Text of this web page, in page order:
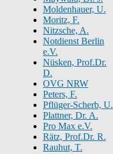
Moldenhauer, U.
Moritz, F.
Nitzsche, A.
Notdienst Berlin
e.V.
Nüsken, Prof.Dr.
D.
OVG NRW
Peters, F.
Pflüger-Scherb, U.
Plattner, Dr. A.
Pro Max e.V.
Rätz, Prof.Dr. R.
Rauhut, T.